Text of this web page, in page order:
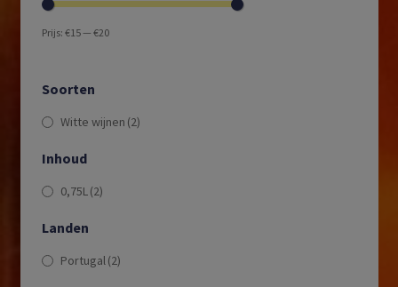
Prijs: €15— €20
Soorten
Witte wijnen (2)
Inhoud
0,75L(2)
Landen
Portugal(2)